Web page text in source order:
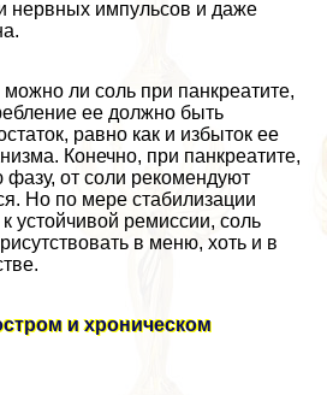
нервных импульсов и даже
ли соль при панкреатите,
ее должно быть
равно как и избыток ее
Конечно, при панкреатите,
фазу, от соли рекомендуют
Но по мере стабилизации
устойчивой ремиссии, соль
в меню, хоть и в
и хроническом